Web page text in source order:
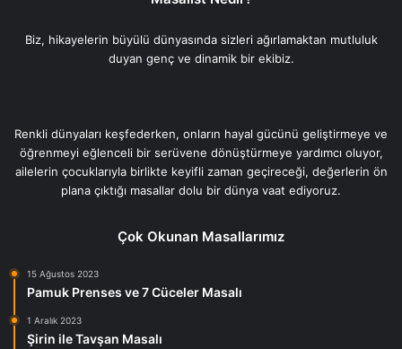
Biz, hikayelerin büyülü dünyasında sizleri ağırlamaktan mutluluk
duyan genç ve dinamik bir ekibiz.
Renkli dünyaları keşfederken, onların hayal gücünü geliştirmeye ve
öğrenmeyi eğlenceli bir serüvene dönüştürmeye yardımcı oluyor,
ailelerin çocuklarıyla birlikte keyifli zaman geçireceği, değerlerin ön
plana çıktığı masallar dolu bir dünya vaat ediyoruz.
Çok Okunan Masallarımız
15 Ağustos 2023
Pamuk Prenses ve 7 Cüceler Masalı
1 Aralık 2023
Şirin ile Tavşan Masalı